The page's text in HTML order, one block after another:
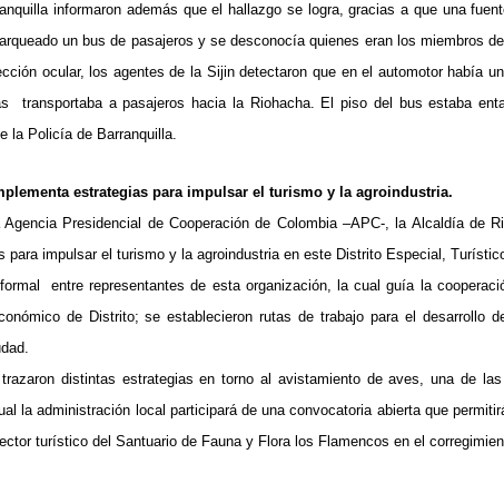
informaron además que el hallazgo se logra, gracias a que una
un bus de pasajeros y se desconocía quienes eran los miembros
ocular, los agentes de la Sijin detectaron que en el automotor había
transportaba a pasajeros hacia la Riohacha. El piso del bus estaba
la Policía de Barranquilla.
estrategias para impulsar el turismo y la agroindustria.
Presidencial de Cooperación de Colombia –APC-, la Alcaldía de
para impulsar el turismo y la agroindustria en este Distrito Especial,
entre representantes de esta organización, la cual guía la
de Distrito; se establecieron rutas de trabajo para el desarrollo
distintas estrategias en torno al avistamiento de aves, una de
la administración local participará de una convocatoria abierta que
turístico del Santuario de Fauna y Flora los Flamencos en el